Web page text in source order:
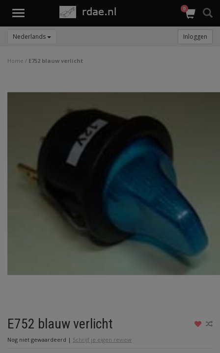
Toggle
0
Nederlands Inloggen
Home / E752 blauw verlicht
E752 blauw verlicht
Nog niet gewaardeerd | Schrijf je eigen review